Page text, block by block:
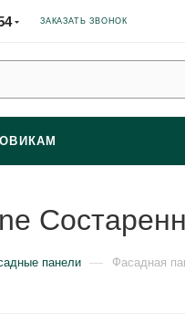
ЗАКАЗАТЬ ЗВОНОК
панели — Фасадная